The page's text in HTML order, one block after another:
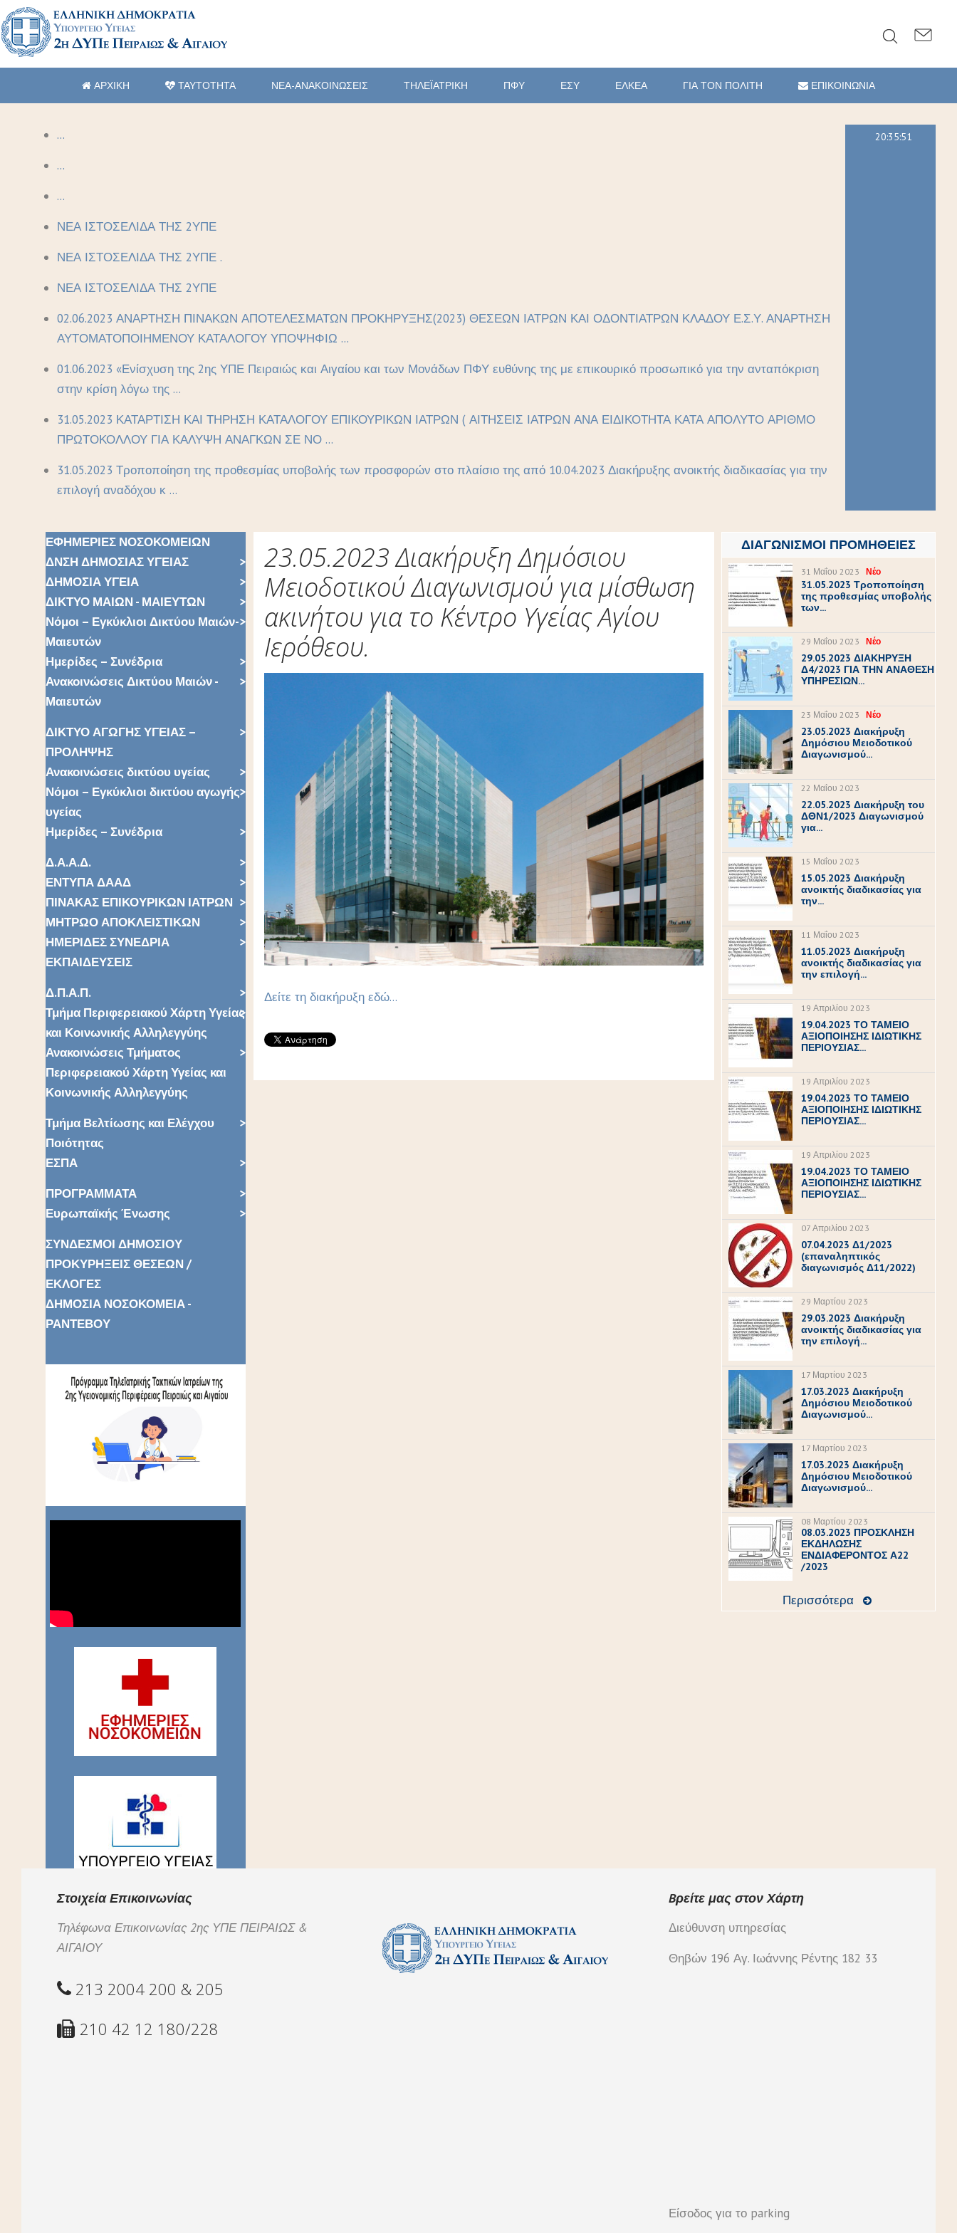
ΑΡΧΙΚΗ ΤΑΥΤΟΤΗΤΑ ΝΕΑ-ΑΝΑΚΟΙΝΩΣΕΙΣ ΤΗΛΕΪΑΤΡΙΚΗ ΠΦΥ ΕΣΥ ΕΛΚΕΑ ΓΙΑ ΤΟΝ ΠΟΛΙΤΗ ΕΠΙΚΟΙΝΩΝΙΑ
...
...
...
ΝΕΑ ΙΣΤΟΣΕΛΙΔΑ ΤΗΣ 2ΥΠΕ
ΝΕΑ ΙΣΤΟΣΕΛΙΔΑ ΤΗΣ 2ΥΠΕ .
ΝΕΑ ΙΣΤΟΣΕΛΙΔΑ ΤΗΣ 2ΥΠΕ
02.06.2023 ΑΝΑΡΤΗΣΗ ΠΙΝΑΚΩΝ ΑΠΟΤΕΛΕΣΜΑΤΩΝ ΠΡΟΚΗΡΥΞΗΣ(2023) ΘΕΣΕΩΝ ΙΑΤΡΩΝ ΚΑΙ ΟΔΟΝΤΙΑΤΡΩΝ ΚΛΑΔΟΥ Ε.Σ.Υ. ΑΝΑΡΤΗΣΗ
ΑΥΤΟΜΑΤΟΠΟΙΗΜΕΝΟΥ ΚΑΤΑΛΟΓΟΥ ΥΠΟΨΗΦΙΩ ...
01.06.2023 «Ενίσχυση της 2ης ΥΠΕ Πειραιώς και Αιγαίου και των Μονάδων ΠΦΥ ευθύνης της με επικουρικό προσωπικό για την ανταπόκριση
στην κρίση λόγω της ...
31.05.2023 ΚΑΤΑΡΤΙΣΗ ΚΑΙ ΤΗΡΗΣΗ ΚΑΤΑΛΟΓΟΥ ΕΠΙΚΟΥΡΙΚΩΝ ΙΑΤΡΩΝ ( ΑΙΤΗΣΕΙΣ ΙΑΤΡΩΝ ΑΝΑ ΕΙΔΙΚΟΤΗΤΑ ΚΑΤΑ ΑΠΟΛΥΤΟ ΑΡΙΘΜΟ
ΠΡΩΤΟΚΟΛΛΟΥ ΓΙΑ ΚΑΛΥΨΗ ΑΝΑΓΚΩΝ ΣΕ ΝΟ ...
31.05.2023 Τροποποίηση της προθεσμίας υποβολής των προσφορών στο πλαίσιο της από 10.04.2023 Διακήρυξης ανοικτής διαδικασίας για την
επιλογή αναδόχου κ ...
20:35:52
23.05.2023 Διακήρυξη Δημόσιου
Μειοδοτικού Διαγωνισμού για μίσθωση
ακινήτου για το Κέντρο Υγείας Αγίου
Ιερόθεου.
Δείτε τη διακήρυξη εδώ...
ΔΙΑΓΩΝΙΣΜΟΊ ΠΡΟΜΉΘΕΙΕΣ
31 Μαΐου 2023 Νέο
31.05.2023 Τροποποίηση
της προθεσμίας υποβολής
των...
29 Μαΐου 2023 Νέο
29.05.2023 ΔΙΑΚΗΡΥΞΗ
Δ4/2023 ΓΙΑ ΤΗΝ ΑΝΑΘΕΣΗ
ΥΠΗΡΕΣΙΩΝ...
23 Μαΐου 2023 Νέο
23.05.2023 Διακήρυξη
Δημόσιου Μειοδοτικού
Διαγωνισμού...
22 Μαΐου 2023
22.05.2023 Διακήρυξη του
ΔΘΝ1/2023 Διαγωνισμού
για...
15 Μαΐου 2023
15.05.2023 Διακήρυξη
ανοικτής διαδικασίας για
την...
11 Μαΐου 2023
11.05.2023 Διακήρυξη
ανοικτής διαδικασίας για
την επιλογή...
19 Απριλίου 2023
19.04.2023 ΤΟ ΤΑΜΕΙΟ
ΑΞΙΟΠΟΙΗΣΗΣ ΙΔΙΩΤΙΚΗΣ
ΠΕΡΙΟΥΣΙΑΣ...
19 Απριλίου 2023
19.04.2023 ΤΟ ΤΑΜΕΙΟ
ΑΞΙΟΠΟΙΗΣΗΣ ΙΔΙΩΤΙΚΗΣ
ΠΕΡΙΟΥΣΙΑΣ...
19 Απριλίου 2023
19.04.2023 ΤΟ ΤΑΜΕΙΟ
ΑΞΙΟΠΟΙΗΣΗΣ ΙΔΙΩΤΙΚΗΣ
ΠΕΡΙΟΥΣΙΑΣ...
07 Απριλίου 2023
07.04.2023 Δ1/2023
(επαναληπτικός
διαγωνισμός Δ11/2022)
29 Μαρτίου 2023
29.03.2023 Διακήρυξη
ανοικτής διαδικασίας για
την επιλογή...
17 Μαρτίου 2023
17.03.2023 Διακήρυξη
Δημόσιου Μειοδοτικού
Διαγωνισμού...
17 Μαρτίου 2023
17.03.2023 Διακήρυξη
Δημόσιου Μειοδοτικού
Διαγωνισμού...
08 Μαρτίου 2023
08.03.2023 ΠΡΟΣΚΛΗΣΗ
ΕΚΔΗΛΩΣΗΣ
ΕΝΔΙΑΦΕΡΟΝΤΟΣ Α22
/2023
Περισσότερα
ΕΦΗΜΕΡΙΕΣ ΝΟΣΟΚΟΜΕΙΩΝ
ΔΝΣΗ ΔΗΜΟΣΙΑΣ ΥΓΕΙΑΣ
ΔΗΜΟΣΙΑ ΥΓΕΙΑ
ΔΙΚΤΥΟ ΜΑΙΩΝ - ΜΑΙΕΥΤΩΝ
Νόμοι – Εγκύκλιοι Δικτύου Μαιών-
Μαιευτών
Ημερίδες – Συνέδρια
Ανακοινώσεις Δικτύου Μαιών -
Μαιευτών
ΔΙΚΤΥΟ ΑΓΩΓΗΣ ΥΓΕΙΑΣ –
ΠΡΟΛΗΨΗΣ
Ανακοινώσεις δικτύου υγείας
Νόμοι – Εγκύκλιοι δικτύου αγωγής
υγείας
Ημερίδες – Συνέδρια
Δ.Α.Α.Δ.
ΕΝΤΥΠΑ ΔΑΑΔ
ΠΙΝΑΚΑΣ ΕΠΙΚΟΥΡΙΚΩΝ ΙΑΤΡΩΝ
ΜΗΤΡΩΟ ΑΠΟΚΛΕΙΣΤΙΚΩΝ
ΗΜΕΡΙΔΕΣ ΣΥΝΕΔΡΙΑ
ΕΚΠΑΙΔΕΥΣΕΙΣ
Δ.Π.Α.Π.
Τμήμα Περιφερειακού Χάρτη Υγείας
και Κοινωνικής Αλληλεγγύης
Ανακοινώσεις Τμήματος
Περιφερειακού Χάρτη Υγείας και
Κοινωνικής Αλληλεγγύης
Τμήμα Βελτίωσης και Ελέγχου
Ποιότητας
ΕΣΠΑ
ΠΡΟΓΡΑΜΜΑΤΑ
Ευρωπαϊκής Ένωσης
ΣΥΝΔΕΣΜΟΙ ΔΗΜΟΣΙΟΥ
ΠΡΟΚΥΡΗΞΕΙΣ ΘΕΣΕΩΝ /
ΕΚΛΟΓΕΣ
ΔΗΜΟΣΙΑ ΝΟΣΟΚΟΜΕΙΑ -
ΡΑΝΤΕΒΟΥ
Στοιχεία Επικοινωνίας
Τηλέφωνα Επικοινωνίας 2ης ΥΠΕ ΠΕΙΡΑΙΩΣ &
ΑΙΓΑΙΟΥ
213 2004 200 & 205
210 42 12 180/228
Bρείτε μας στον Χάρτη
Διεύθυνση υπηρεσίας
Θηβών 196 Αγ. Ιωάννης Ρέντης 182 33
Είσοδος για το parking